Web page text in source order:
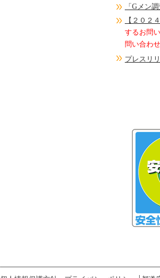
「Gメン
【２０２
するお問
問い合わ
プレスリ